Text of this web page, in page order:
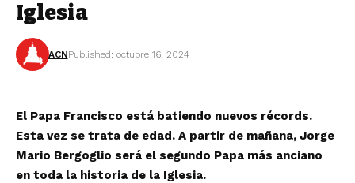
Iglesia
ACNPublished: octubre 16, 2024
El Papa Francisco está batiendo nuevos récords.
Esta vez se trata de edad. A partir de mañana, Jorge
Mario Bergoglio será el segundo Papa más anciano
en toda la historia de la Iglesia.